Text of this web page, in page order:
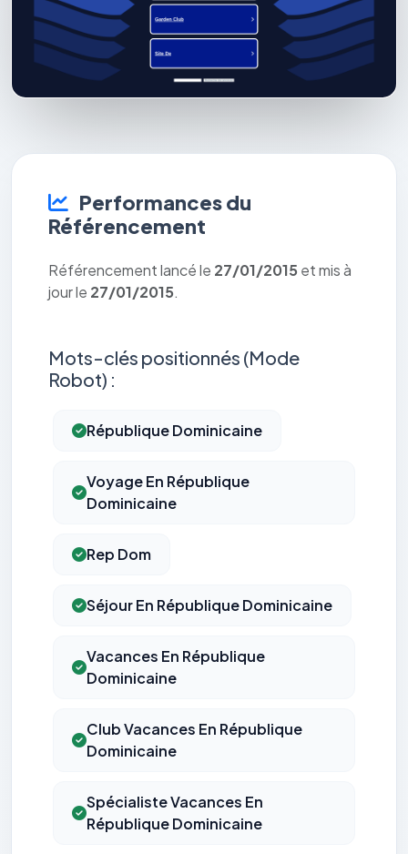
Performances du
Référencement
Référencement lancé le 27/01/2015 et mis à
jour le 27/01/2015.
Mots-clés positionnés (Mode
Robot) :
République Dominicaine
Voyage En République
Dominicaine
Rep Dom
Séjour En République Dominicaine
Vacances En République
Dominicaine
Club Vacances En République
Dominicaine
Spécialiste Vacances En
République Dominicaine